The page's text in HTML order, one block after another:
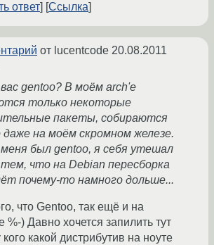
ответ
Ссылка
от lucentcode 20.08.2011
вас gentoo? В моём arch'е
только некоторые
пакеты, собираются
на моём скромном железе.
меня был gentoo, я себя утешал
что на Debian пересборка
почему-то намного дольше...
что Gentoo, так ещё и на
%-) Давно хочется запилить тут
какой дистрибутив на ноуте